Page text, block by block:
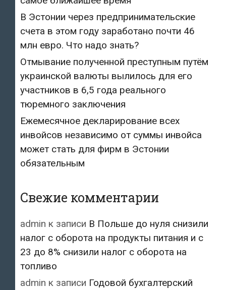
В Эстонии через предпринимательские
счета в этом году заработано почти 46
млн евро. Что надо знать?
Отмывание полученной преступным путём
украинской валюты вылилось для его
участников в 6,5 года реального
тюремного заключения
Ежемесячное декларирование всех
инвойсов независимо от суммы инвойса
может стать для фирм в Эстонии
обязательным
Свежие комментарии
admin к записи В Польше до нуля снизили
налог с оборота на продукты питания и с
23 до 8% снизили налог с оборота на
топливо
admin к записи Годовой бухгалтерский